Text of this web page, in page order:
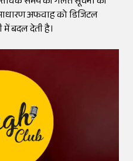
अफवाह को डिजिटल
में बदल देती है।